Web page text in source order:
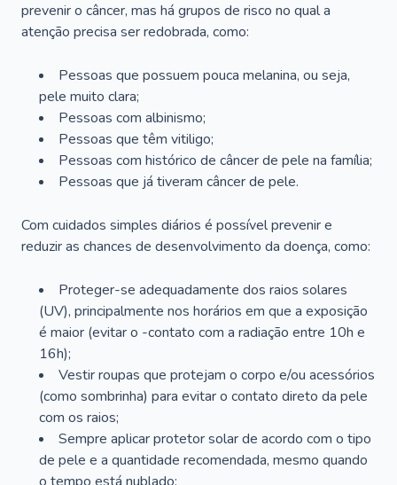
prevenir o câncer, mas há grupos de risco no qual a
atenção precisa ser redobrada, como:
Pessoas que possuem pouca melanina, ou seja,
pele muito clara;
Pessoas com albinismo;
Pessoas que têm vitiligo;
Pessoas com histórico de câncer de pele na família;
Pessoas que já tiveram câncer de pele.
Com cuidados simples diários é possível prevenir e
reduzir as chances de desenvolvimento da doença, como:
Proteger-se adequadamente dos raios solares
(UV), principalmente nos horários em que a exposição
é maior (evitar o -contato com a radiação entre 10h e
16h);
Vestir roupas que protejam o corpo e/ou acessórios
(como sombrinha) para evitar o contato direto da pele
com os raios;
Sempre aplicar protetor solar de acordo com o tipo
de pele e a quantidade recomendada, mesmo quando